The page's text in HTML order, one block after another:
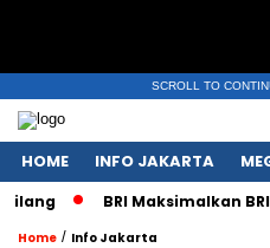
SCROLL TO
HOME INFO JAKARTA
BRI Maksimalkan
Home / Info Jakarta